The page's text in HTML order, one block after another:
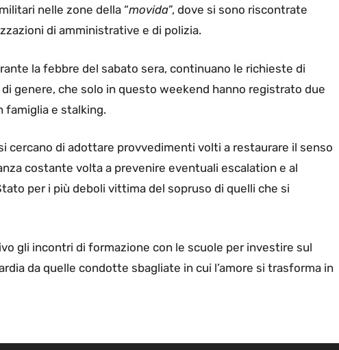
nelle zone della “movida”, dove si sono riscontrate
di amministrative e di polizia.
la febbre del sabato sera, continuano le richieste di
genere, che solo in questo weekend hanno registrato due
e stalking.
cercano di adottare provvedimenti volti a restaurare il senso
costante volta a prevenire eventuali escalation e al
per i più deboli vittima del sopruso di quelli che si
gli incontri di formazione con le scuole per investire sul
da quelle condotte sbagliate in cui l’amore si trasforma in